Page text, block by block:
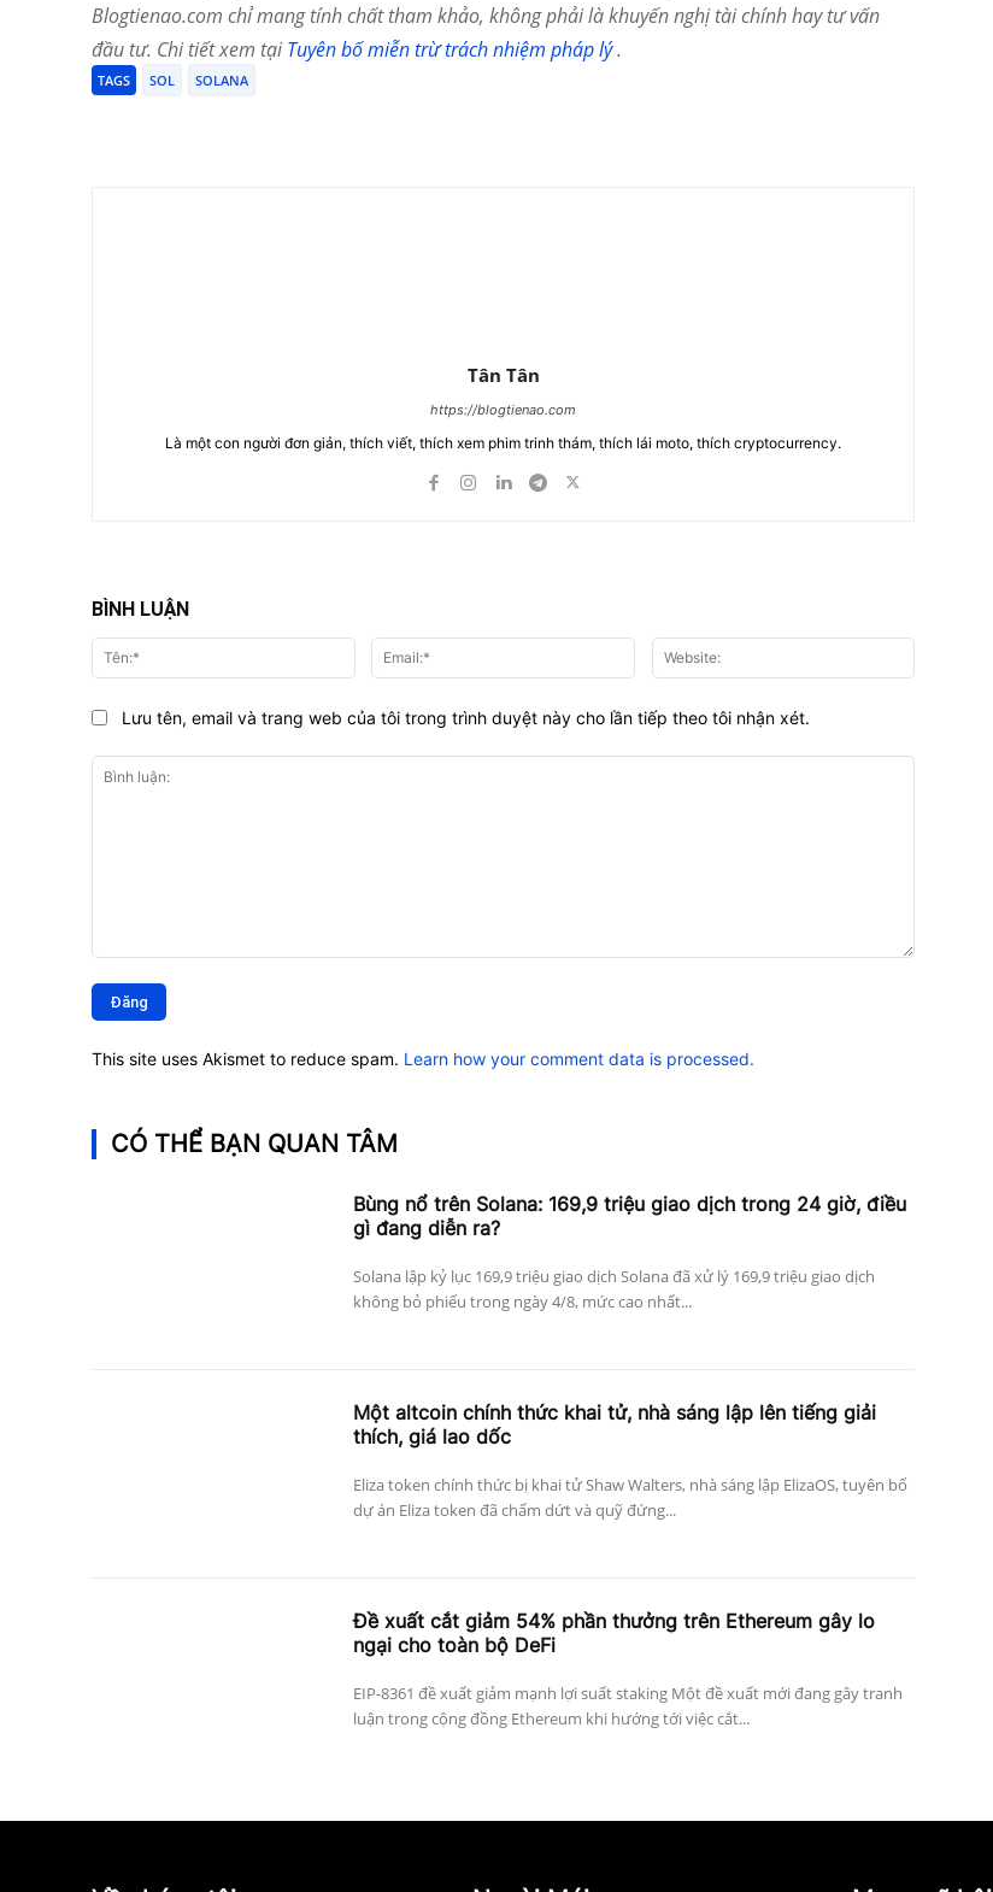
Blogtienao.com chỉ mang tính chất tham khảo, không phải là khuyến nghị tài chính hay tư vấn
đầu tư. Chi tiết xem tạiTuyên bố miễn trừ trách nhiệm pháp lý.
TAGS SOL SOLANA
Tân Tân
https://blogtienao.com
Là một con người đơn giản, thích viết, thích xem phim trinh thám, thích lái moto, thích cryptocurrency.
BÌNH LUẬN
luận:
Tên:* Email:*
Lưu tên, email và trang web của tôi trong trình duyệt này cho lần tiếp theo tôi nhận xét.
This site uses Akismet to reduce spam. Learn how your comment data is processed.
CÓ THỂ BẠN QUAN TÂM
Bùng nổ trên Solana: 169,9 triệu giao dịch trong 24 giờ, điều
gì đang diễn ra?
Solana lập kỷ lục 169,9 triệu giao dịch Solana đã xử lý 169,9 triệu giao dịch
không bỏ phiếu trong ngày 4/8, mức cao nhất...
Một altcoin chính thức khai tử, nhà sáng lập lên tiếng giải
thích, giá lao dốc
Eliza token chính thức bị khai tử Shaw Walters, nhà sáng lập ElizaOS, tuyên bố
dự án Eliza token đã chấm dứt và quỹ đứng...
Đề xuất cắt giảm 54% phần thưởng trên Ethereum gây lo
ngại cho toàn bộ DeFi
EIP-8361 đề xuất giảm mạnh lợi suất staking Một đề xuất mới đang gây tranh
luận trong cộng đồng Ethereum khi hướng tới việc cắt...